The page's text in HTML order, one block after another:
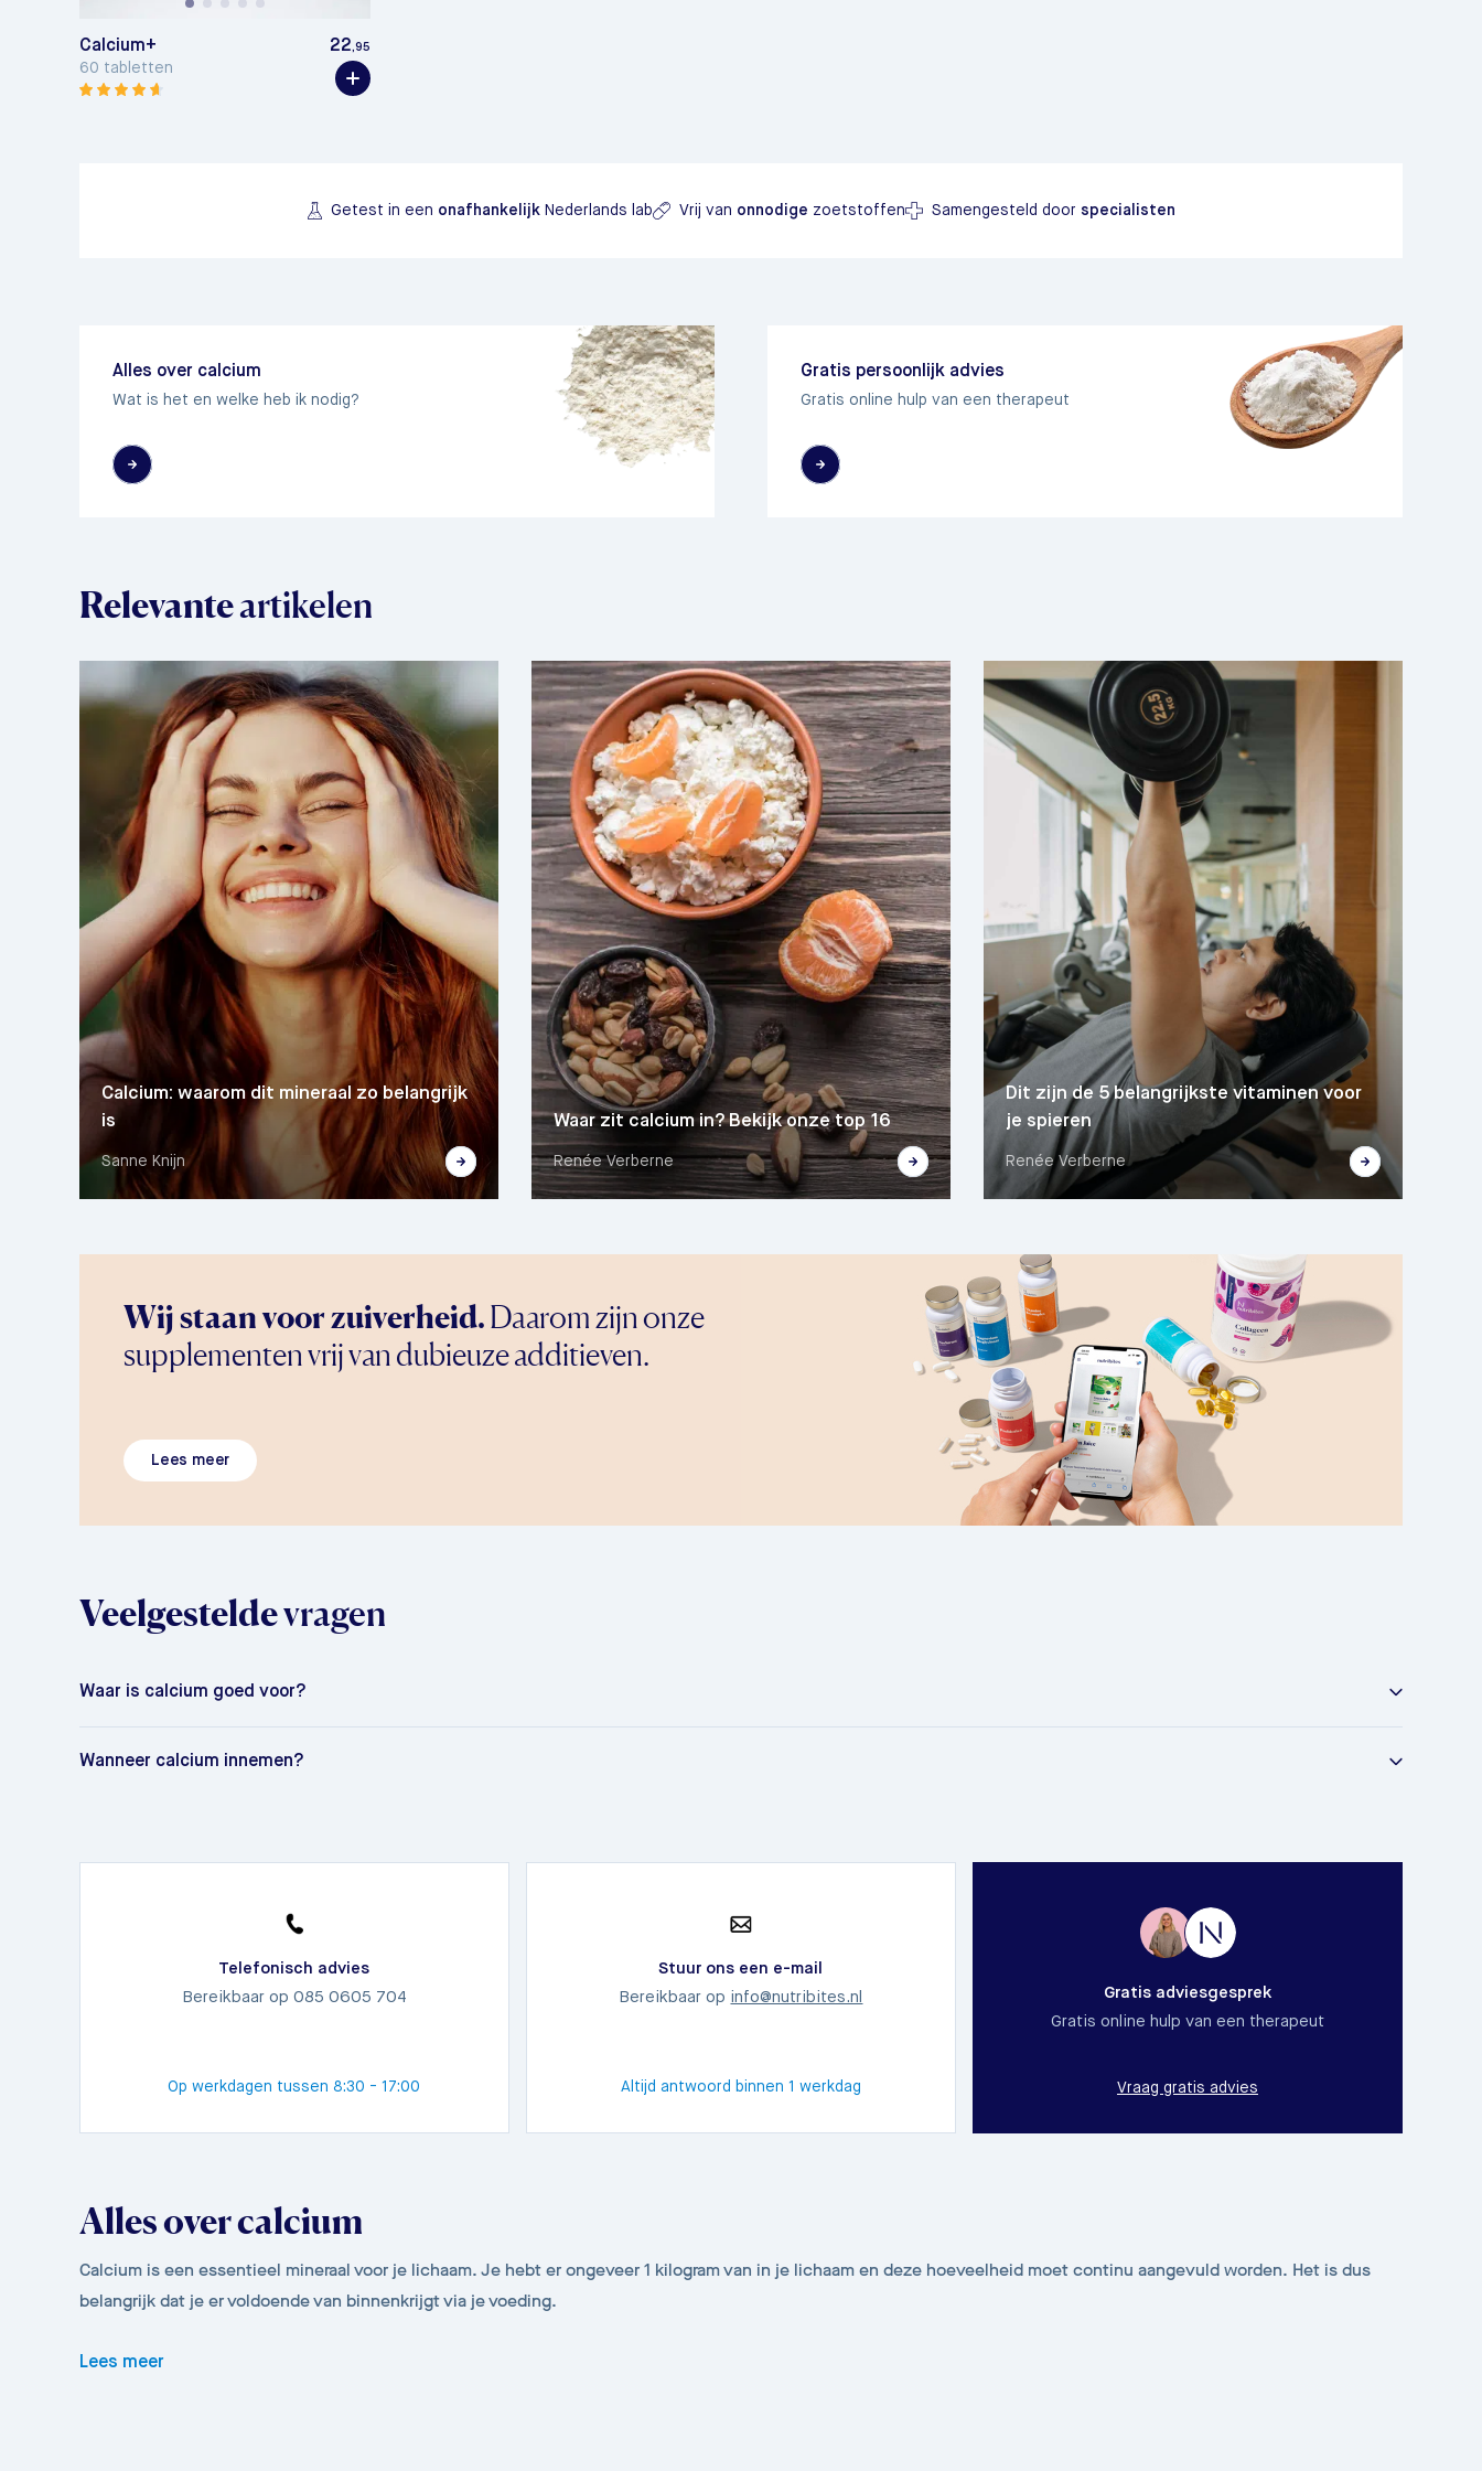
Calcium+ 22,95
60 tabletten
Getest in een onafhankelijkNederlands lab Vrij van onnodige zoetstoffen Samengesteld door specialisten
Alles over calcium
Wat is het en welke heb ik nodig?
Gratis persoonlijk advies
Gratis online hulp van een therapeut
Relevanteartikelen
Calcium: waarom dit mineraal zo belangrijk
is
Sanne Knijn
Waar zit calcium in? Bekijk onze top 16
Renée Verberne
Dit zijn de 5 belangrijkste vitaminen voor
je spieren
Renée Verberne
Wij staan voor zuiverheid.Daarom zijn onze
supplementen vrij van dubieuze additieven.
Lees meer
Veelgesteldevragen
Waar is calcium goed voor?
Wanneer calcium innemen?
Telefonisch advies
Bereikbaar op 085 0605 704
Op werkdagen tussen 8:30 - 17:00
Stuur ons een e-mail
Bereikbaar op info@nutribites.nl
Altijd antwoord binnen 1 werkdag
Gratis adviesgesprek
Gratis online hulp van een therapeut
Vraag gratis advies
Alles over calcium
Calcium is een essentieel mineraal voor je lichaam. Je hebt er ongeveer 1 kilogram van in je lichaam en deze hoeveelheid moet continu aangevuld worden. Het is dus
belangrijk dat je er voldoende van binnenkrijgt via je voeding.
Lees meer